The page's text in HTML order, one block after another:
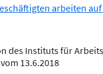
arbeiten
des Instituts für
13.6.2018